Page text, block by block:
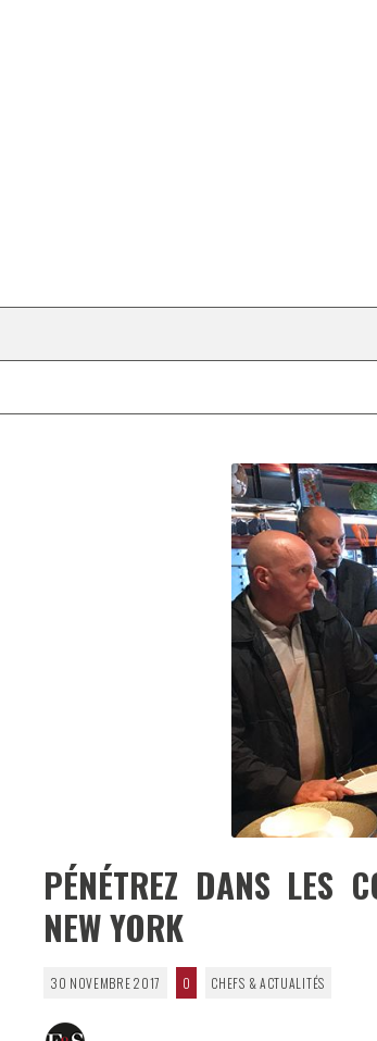
PÉNÉTREZ DANS LES
NEW YORK
30 NOVEMBRE 2017 0 CHEFS & ACTUALITÉS